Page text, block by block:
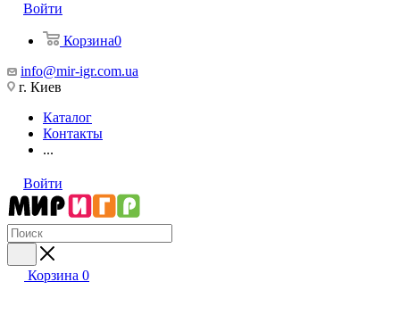
Войти
Корзина0
info@mir-igr.com.ua
г. Киев
Каталог
Контакты
...
Войти
Корзина 0